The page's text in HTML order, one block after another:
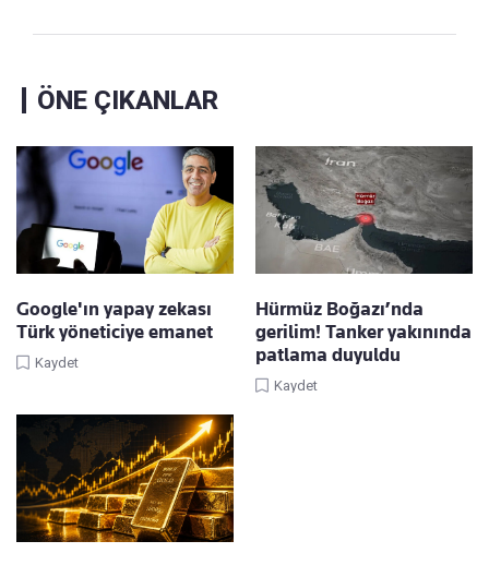
ÖNE ÇIKANLAR
Google'ın yapay zekası
Türk yöneticiye emanet
Kaydet
Hürmüz Boğazı’nda
gerilim! Tanker yakınında
patlama duyuldu
Kaydet